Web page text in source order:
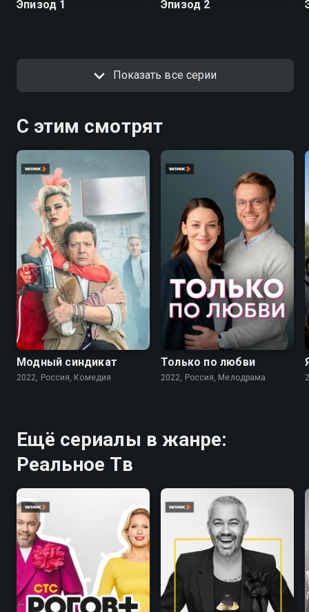
Эпизод 1 Эпизод 2
Показать все серии
С этим смотрят
7.6
Модный синдикат
2022, Россия, Комедия
Только по любви
2022, Россия, Мелодрама
Ещё сериалы в жанре:
Реальное Тв